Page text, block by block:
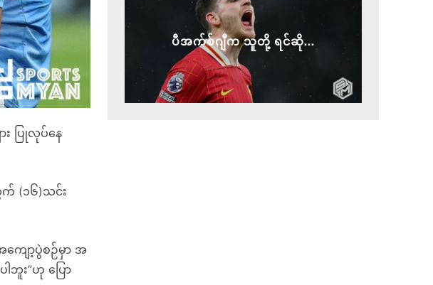
ပြုလုပ်နေ
(၁၆)သင်း
ျော့ပွဲစဉ်မှာ အ
ဘူး”ဟု ပြော
ပီအက်စ်ဂျီက သူတို့ ရင်ဆို...